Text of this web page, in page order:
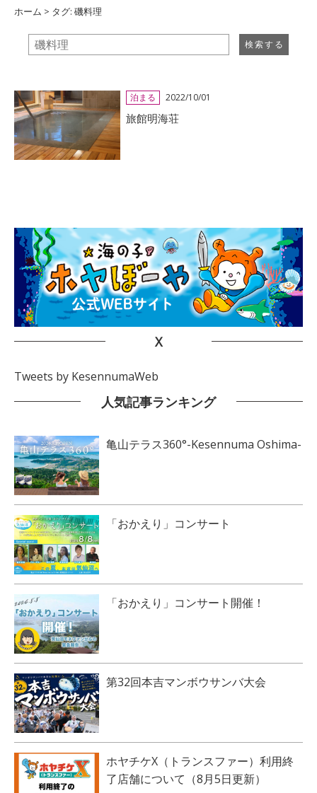
ホーム > タグ: 磯料理
泊まる 2022/10/01
旅館明海荘
X
Tweets by KesennumaWeb
人気記事ランキング
亀山テラス360°-Kesennuma Oshima-
「おかえり」コンサート
「おかえり」コンサート開催！
第32回本吉マンボウサンバ大会
ホヤチケX（トランスファー）利用終
了店舗について（8月5日更新）